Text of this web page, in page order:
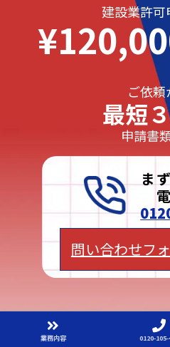
建設業許可
ご依頼
最短
申請書
ま
問い合わせフ
業務内容 0120-105-